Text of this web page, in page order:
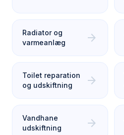
Radiator og
varmeanlæg
arrow_forward
Toilet reparation
og udskiftning
arrow_forward
Vandhane
udskiftning
arrow_forward